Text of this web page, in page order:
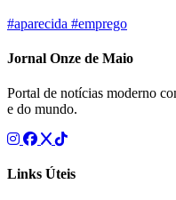
#aparecida #emprego
Jornal Onze de Maio
Portal de notícias moderno
e do mundo.
Links Úteis